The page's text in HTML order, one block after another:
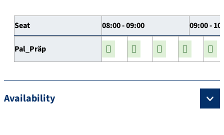
Seat 08:00 - 09:00 09:00 -
Pal_Präp
Availability